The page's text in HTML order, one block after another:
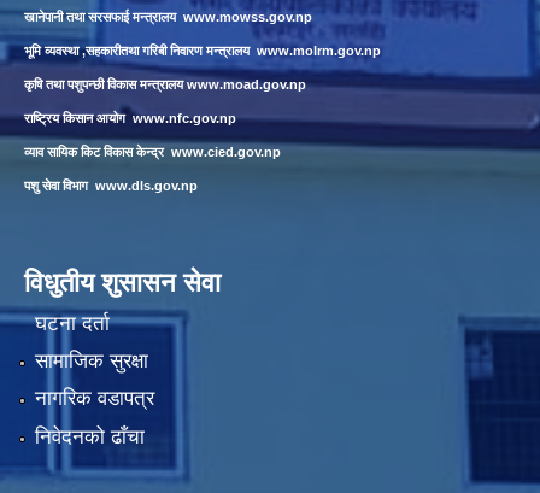
खानेपानी तथा सरसफाई मन्त्रालय www.mowss.gov.np
भूमि व्यवस्था ,सहकारीतथा गरिबी निवारण मन्त्रालय www.molrm.gov.np
कृषि तथा पशुपन्छी विकास मन्त्रालयwww.moad.gov.np
राष्ट्रिय किसान आयोग www.nfc.gov.np
व्याव सायिक किट विकास केन्द्र www.cied.gov.np
पशु सेवा विभाग www.dls.gov.np
विधुतीय शुसासन सेवा
घटना दर्ता
सामाजिक सुरक्षा
नागरिक वडापत्र
निवेदनको ढाँचा